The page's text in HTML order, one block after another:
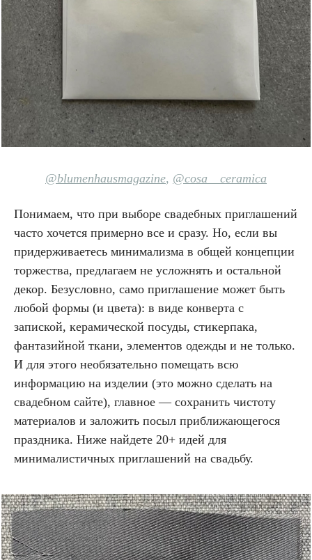
@blumenhausmagazine, @cosa__ceramica
Понимаем, что при выборе свадебных приглашений
часто хочется примерно все и сразу. Но, если вы
придерживаетесь минимализма в общей концепции
торжества, предлагаем не усложнять и остальной
декор. Безусловно, само приглашение может быть
любой формы (и цвета): в виде конверта с
запиской, керамической посуды, стикерпака,
фантазийной ткани, элементов одежды и не только.
И для этого необязательно помещать всю
информацию на изделии (это можно сделать на
свадебном сайте), главное — сохранить чистоту
материалов и заложить посыл приближающегося
праздника. Ниже найдете 20+ идей для
минималистичных приглашений на свадьбу.